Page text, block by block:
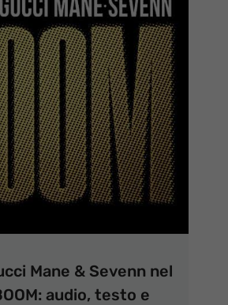
Mane & Sevenn nel
audio, testo e